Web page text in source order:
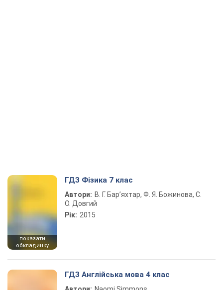
показати
обкладинку
ГДЗ Фізика 7 клас
Автори: В. Г. Бар’яхтар, Ф. Я. Божинова, С.
О. Довгий
Рік: 2015
ГДЗ Англійська мова 4 клас